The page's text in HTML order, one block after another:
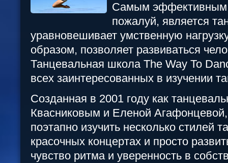
Самым эффективным
пожалуй, является
уравновешивает умственную
образом, позволяет развиваться
Танцевальная школа The Way To
всех заинтересованных в изучении
Созданная в 2001 году как
Квасниковым и Еленой Агафонцевой,
поэтапно изучить несколько стилей
красочных концертах и просто
чувство ритма и уверенность в